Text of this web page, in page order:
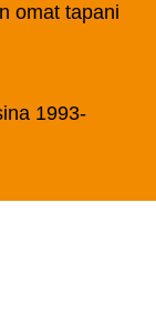
omat tapani
1993-